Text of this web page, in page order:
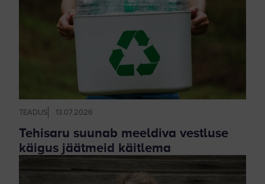
TEADUS 13.07.2026
Tehisaru suunab meeldiva vestluse
käigus jäätmeid käitlema